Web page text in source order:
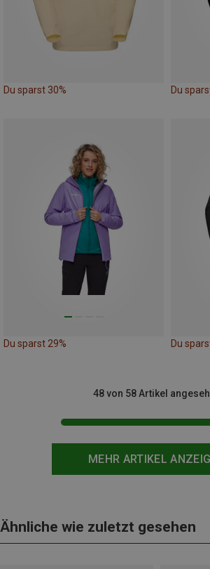
Du sparst 30% Du
Du sparst 29% Du
MEHR ARTIKEL
48 von 58 Artikel
Ähnliche wie zuletzt gesehen